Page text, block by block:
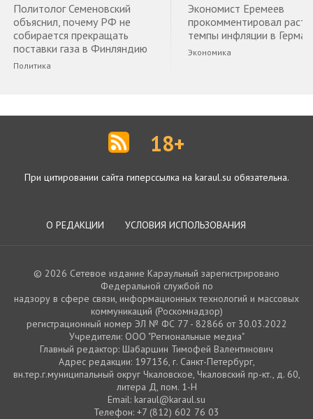
Политолог Семеновский
объяснил, почему РФ не
собирается прекращать
поставки газа в Финляндию
Политика
Экономист Еремеев
прокомментировал
темпы инфляции в
Экономика
18+
При цитировании сайта гиперссылка на karaul.su обязательна.
О РЕДАКЦИИ УСЛОВИЯ ИСПОЛЬЗОВАНИЯ
© 2026 Сетевое издание Караульный зарегистрировано
Федеральной службой по
надзору в сфере связи, информационных технологий и массовых
коммуникаций (Роскомнадзор)
регистрационный номер ЭЛ № ФС 77 - 82866 от 30.03.2022
Учредители: ООО "Региональные медиа"
Главный редактор: Шабаршин Тимофей Валентинович
Адрес редакции: 197136, г. Санкт-Петербург,
вн.тер.г.муниципальный округ Чкаловское, Чкаловский пр-кт., д. 60,
литера Д, пом. 1-Н
Email: karaul@karaul.su
Телефон: +7 (812) 602 76 03